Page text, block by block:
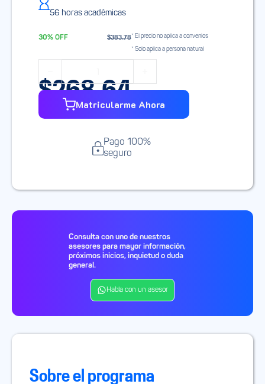
56 horas académicas
30% OFF $383.78
$268.64
* El precio no aplica a convenios
* Solo aplica a persona natural
Matricularme Ahora
Pago 100%
seguro
Consulta con uno de nuestros
asesores para mayor información,
próximos inicios, inquietud o duda
general.
Habla con un asesor
Sobre el programa